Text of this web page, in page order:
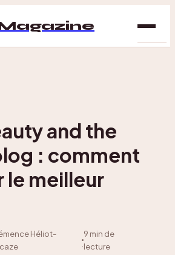
and the
: comment
le meilleur
Héliot-
·
9 min de
lecture